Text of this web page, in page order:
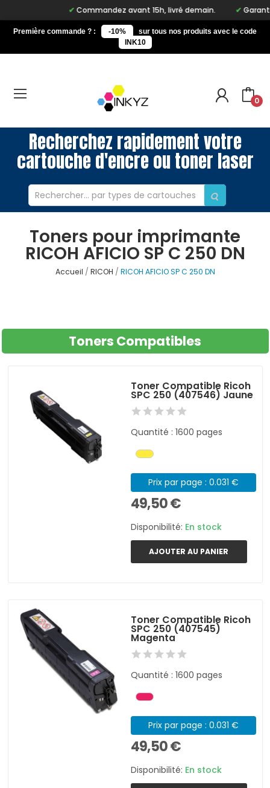
Commandez avant 15h, livré demain.
Première commande ? : -10%
sur tous nos produits avec le code
INK10
0
Recherchez rapidement votre
cartouche d'encre ou toner laser
Toners pour imprimante
RICOH AFICIO SP C 250 DN
Accueil RICOH RICOH AFICIO SP C 250 DN
Toners Compatibles
Toner Compatible Ricoh
SPC 250 (407546) Jaune
Quantité : 1600 pages
Prix par page : 0.031 €
49,50 €
Disponibilité: En stock
AJOUTER AU PANIER
Toner Compatible Ricoh
SPC 250 (407545)
Magenta
Quantité : 1600 pages
Prix par page : 0.031 €
49,50 €
Disponibilité: En stock